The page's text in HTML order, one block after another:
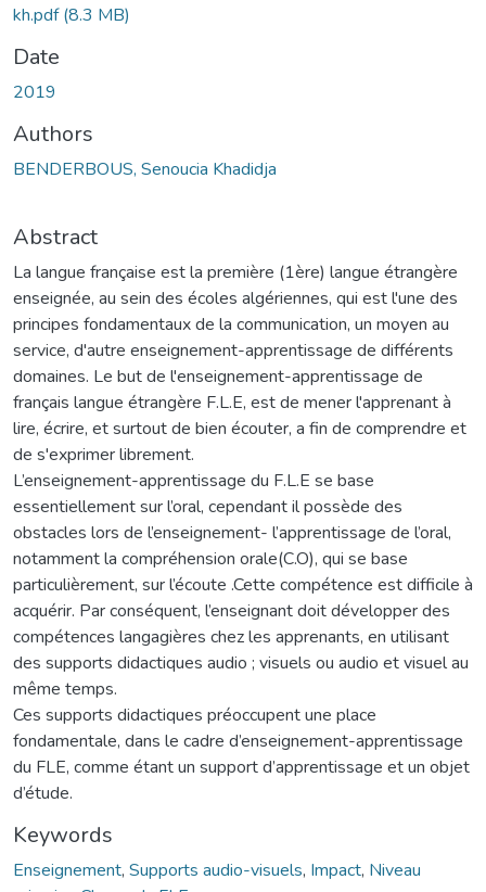
kh.pdf(8.3 MB)
Date
2019
Authors
BENDERBOUS, Senoucia Khadidja
Abstract
La langue française est la première (1ère) langue étrangère
enseignée, au sein des écoles algériennes, qui est l'une des
principes fondamentaux de la communication, un moyen au
service, d'autre enseignement-apprentissage de différents
domaines. Le but de l'enseignement-apprentissage de
français langue étrangère F.L.E, est de mener l'apprenant à
lire, écrire, et surtout de bien écouter, a fin de comprendre et
de s'exprimer librement.
L’enseignement-apprentissage du F.L.E se base
essentiellement sur l’oral, cependant il possède des
obstacles lors de l’enseignement- l’apprentissage de l’oral,
notamment la compréhension orale(C.O), qui se base
particulièrement, sur l’écoute .Cette compétence est difficile à
acquérir. Par conséquent, l’enseignant doit développer des
compétences langagières chez les apprenants, en utilisant
des supports didactiques audio ; visuels ou audio et visuel au
même temps.
Ces supports didactiques préoccupent une place
fondamentale, dans le cadre d’enseignement-apprentissage
du FLE, comme étant un support d’apprentissage et un objet
d’étude.
Keywords
Enseignement, Supports audio-visuels, Impact, Niveau